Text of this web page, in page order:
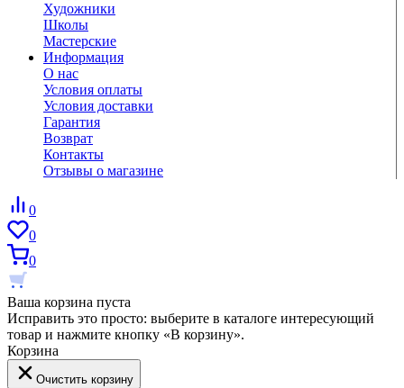
Художники
Школы
Мастерские
Информация
О нас
Условия оплаты
Условия доставки
Гарантия
Возврат
Контакты
Отзывы о магазине
0
0
0
Ваша корзина пуста
Исправить это просто: выберите в каталоге интересующий
товар и нажмите кнопку «В корзину».
Корзина
Очистить корзину